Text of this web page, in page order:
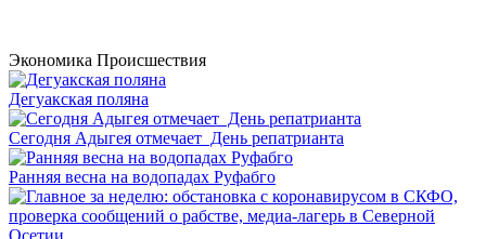
Экономика Происшествия
Дегуакская поляна
Сегодня Адыгея отмечает День репатрианта
Ранняя весна на водопадах Руфабго